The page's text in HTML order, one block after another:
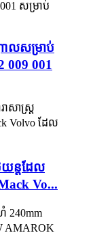
ាលសម្រាប់
009 001
យន្តដែល
Vo...